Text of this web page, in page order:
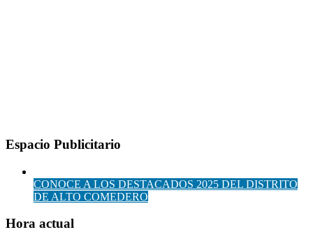
Espacio Publicitario
CONOCE A LOS DESTACADOS 2025 DEL DISTRITO
DE ALTO COMEDERO
Hora actual